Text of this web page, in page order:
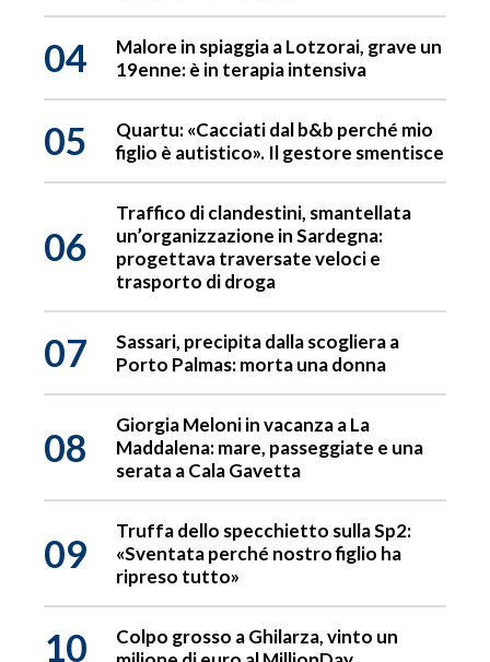
04
Malore in spiaggia a Lotzorai, grave un
19enne: è in terapia intensiva
05
Quartu: «Cacciati dal b&b perché mio
figlio è autistico». Il gestore smentisce
06
Traffico di clandestini, smantellata
un’organizzazione in Sardegna:
progettava traversate veloci e
trasporto di droga
07
Sassari, precipita dalla scogliera a
Porto Palmas: morta una donna
08
Giorgia Meloni in vacanza a La
Maddalena: mare, passeggiate e una
serata a Cala Gavetta
09
Truffa dello specchietto sulla Sp2:
«Sventata perché nostro figlio ha
ripreso tutto»
10
Colpo grosso a Ghilarza, vinto un